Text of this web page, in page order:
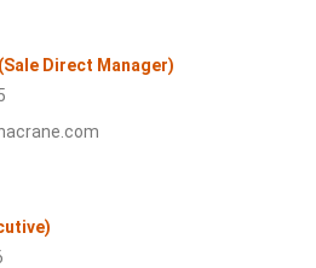
Direct Manager)